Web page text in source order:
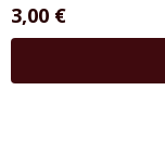
3,00 €